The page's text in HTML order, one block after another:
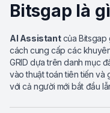
Bitsgap là
AI Assistantcủa Bitsgap
cách cung cấp các
GRID dựa trên danh mục
vào thuật toán tiên tiến và
với cả người mới bắt đầu